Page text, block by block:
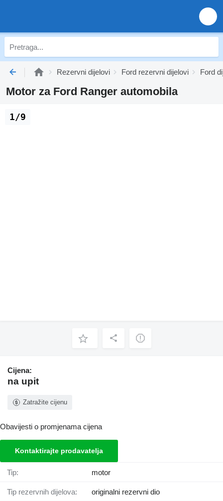
Rezervni dijelovi Ford rezervni dijelovi Ford
Motor za Ford Ranger automobila
1/9
Cijena:
na upit
Zatražite cijenu
Obavijesti o promjenama cijena
Kontaktirajte prodavatelja
Tip: motor
Tip rezervnih dijelova: originalni rezervni dio